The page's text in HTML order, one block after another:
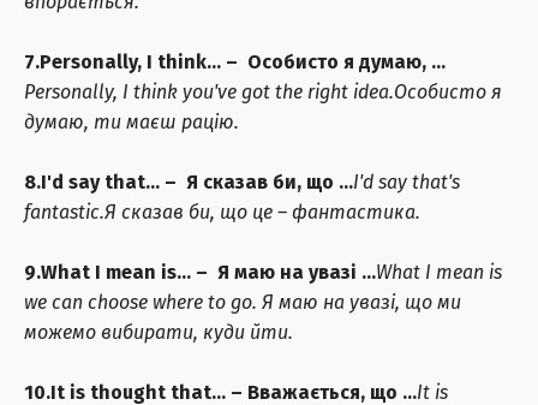
7.Personally, I think… – Особисто я думаю, …
Personally, I think you've got the right idea.Особисто я
думаю, ти маєш рацію.
8.I'd say that… – Я сказав би, що …I'd say that's
fantastic.Я сказав би, що це – фантастика.
9.What I mean is… – Я маю на увазі …What I mean is
we can choose where to go. Я маю на увазі, що ми
можемо вибирати, куди йти.
10.It is thought that… – Вважається, що …It is